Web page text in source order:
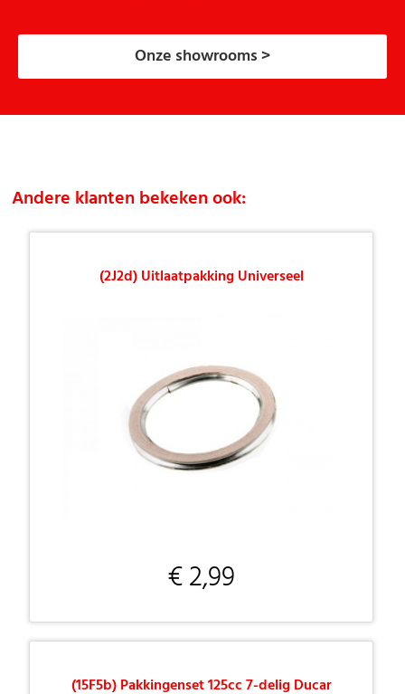
Onze showrooms >
Andere klanten bekeken ook:
(2J2d) Uitlaatpakking Universeel
€ 2,99
(15F5b) Pakkingenset 125cc 7-delig Ducar